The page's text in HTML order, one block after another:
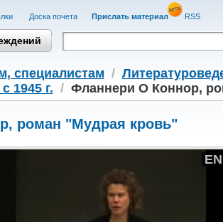
Доска почета Прислать материал RSS
cпециалистам /
1945 г. / Фланнери О Коннор,
роман "Мудрая кровь"
EN